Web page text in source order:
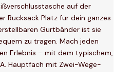
auf der
Rucksack Platz für dein ganzes
Gurtbänder ist sie
zu tragen. Mach jeden
Erlebnis – mit dem typischem,
Hauptfach mit Zwei-Wege-